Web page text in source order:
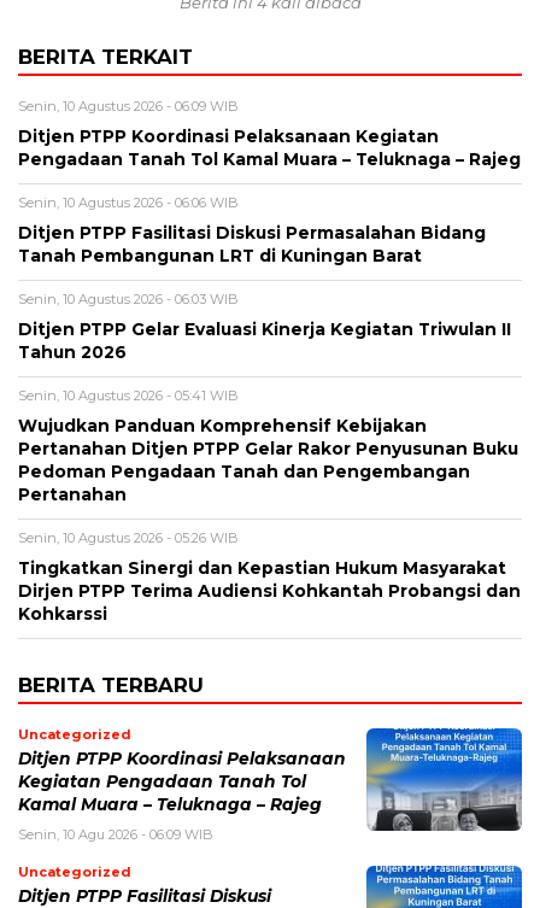
BERITA TERKAIT
Senin, 10 Agustus 2026 - 06:09 WIB
Ditjen PTPP Koordinasi Pelaksanaan Kegiatan
Pengadaan Tanah Tol Kamal Muara – Teluknaga – Rajeg
Senin, 10 Agustus 2026 - 06:06 WIB
Ditjen PTPP Fasilitasi Diskusi Permasalahan Bidang
Tanah Pembangunan LRT di Kuningan Barat
Senin, 10 Agustus 2026 - 06:03 WIB
Ditjen PTPP Gelar Evaluasi Kinerja Kegiatan Triwulan II
Tahun 2026
Senin, 10 Agustus 2026 - 05:41 WIB
Wujudkan Panduan Komprehensif Kebijakan
Pertanahan Ditjen PTPP Gelar Rakor Penyusunan Buku
Pedoman Pengadaan Tanah dan Pengembangan
Pertanahan
Senin, 10 Agustus 2026 - 05:26 WIB
Tingkatkan Sinergi dan Kepastian Hukum Masyarakat
Dirjen PTPP Terima Audiensi Kohkantah Probangsi dan
Kohkarssi
BERITA TERBARU
Uncategorized
Ditjen PTPP Koordinasi Pelaksanaan
Kegiatan Pengadaan Tanah Tol
Kamal Muara – Teluknaga – Rajeg
Senin, 10 Agu 2026 - 06:09 WIB
Uncategorized
Ditjen PTPP Fasilitasi Diskusi